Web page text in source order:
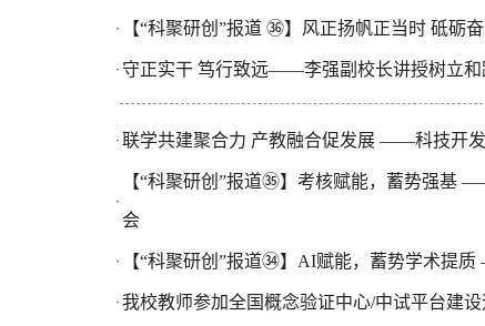
· 【“科聚研创”报道 ㊱】风正扬帆正当时 砥
· 守正实干 笃行致远——李强副校长讲授树立和
· 联学共建聚合力 产教融合促发展 ——科技开
·
【“科聚研创”报道㉟】考核赋能，蓄势强基
会
· 【“科聚研创”报道㉞】AI赋能，蓄势学术提
· 我校教师参加全国概念验证中心/中试平台建